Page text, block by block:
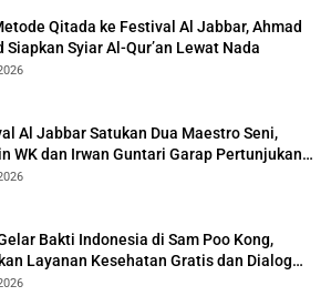
Qitada ke Festival Al Jabbar, Ahmad
Siapkan Syiar Al-Qur’an Lewat Nada
Al Jabbar Satukan Dua Maestro Seni,
WK dan Irwan Guntari Garap Pertunjukan
Bakti Indonesia di Sam Poo Kong,
Layanan Kesehatan Gratis dan Dialog